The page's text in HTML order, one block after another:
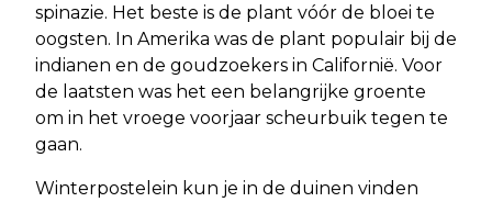
spinazie. Het beste is de plant vóór de bloei te
oogsten. In Amerika was de plant populair bij de
indianen en de goudzoekers in Californië. Voor
de laatsten was het een belangrijke groente
om in het vroege voorjaar scheurbuik tegen te
gaan.
Winterpostelein kun je in de duinen vinden